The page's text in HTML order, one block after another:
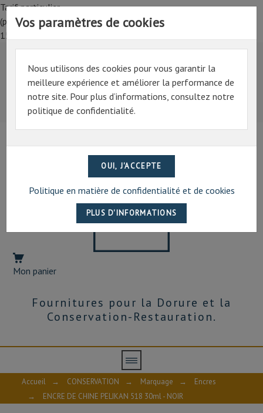
Tarif particulier,
(professionnel, connectez-vous pour bénéficier de la remise de
15%)
Tarif particulier,
(professionnel, connectez-vous pour bénéficier de la
remise de 15%)
07 69 94 13 47
Mon panier
Fournitures pour la Dorure et la
Conservation-Restauration.
Vos paramètres de cookies
Nous utilisons des cookies pour vous garantir la
meilleure expérience et améliorer la performance de
notre site. Pour plus d’informations, consultez notre
politique de confidentialité.
Politique en matière de confidentialité et de cookies
Accueil → CONSERVATION → Marquage →
Encres
→
ENCRE DE CHINE PELIKAN 518 30ml - NOIR